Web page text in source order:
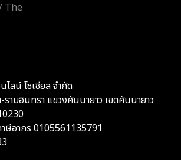
The
ลน์ โซเชียล จำกัด
ามอินทรา แขวงคันนายาว เขตคันนายาว
าษีอากร 0105561135791